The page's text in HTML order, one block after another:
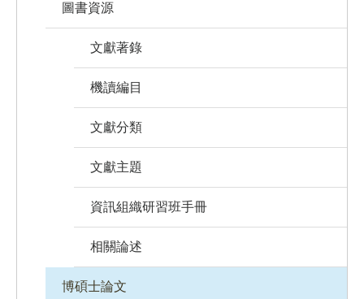
圖書資源
文獻著錄
機讀編目
文獻分類
文獻主題
資訊組織研習班手冊
相關論述
博碩士論文